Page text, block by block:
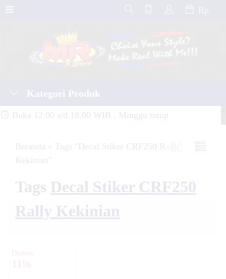
Rp
Kategori Produk
Buka 12.00 s/d 18.00 WIB , Minggu tutup
Beranda » Tags "Decal Stiker CRF250 Rally
Kekinian"
Tags Decal Stiker CRF250
Rally Kekinian
Diskon
11%